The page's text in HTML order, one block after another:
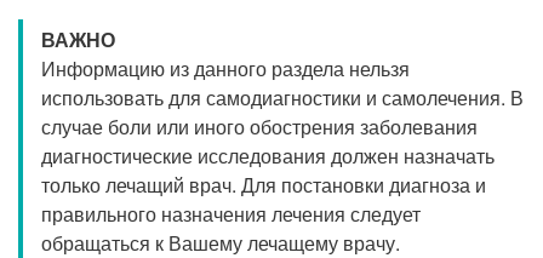
ВАЖНО
Информацию из данного раздела нельзя
использовать для самодиагностики и самолечения. В
случае боли или иного обострения заболевания
диагностические исследования должен назначать
только лечащий врач. Для постановки диагноза и
правильного назначения лечения следует
обращаться к Вашему лечащему врачу.